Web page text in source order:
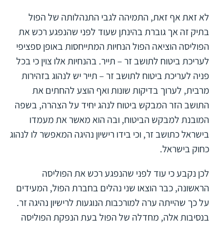
לא זאת אף זאת, התמיהה לגבי התנהלותה של הפול
בתיק זה אך גוברת בהינתן שעוד לפני שהנפגע רכש את
הפוליסה הוציאה הפול הנחיות המתייחסות באופן ספציפי
לעריכת ביטוח לתושב זר – תייר. בהנחיות אלו צוין כי בכל
פניה לעריכת ביטוח לתושב זר – תייר יש לנהוג בזהירות
מרבית, לערוך בדיקות שונות ואף הוצע להחתים את
התושב הזר המבקש ביטוח לנהג יחיד על הצהרה, בשפה
המובנת למבקש הביטוח, ובה הוא מאשר את מעמדו
בישראל כתושב זר, וכי בידו רישיון נהיגה המאפשר לו לנהוג
כחוק בישראל.
לכן נקבע כי עוד לפני שהנפגע רכש את הפוליסה
הראשונה, כבר הוצאו שני נהלים בחברת הפול, המעידים
על כך שהייתה ערה למורכבות הנוגעות לרישיון נהיגה זר.
בנסיבות אלה, מחדלה של הפול בעת הנפקת הפוליסה